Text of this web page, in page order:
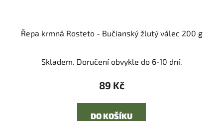
Řepa krmná Rosteto - Bučianský žlutý válec 200 g
Skladem. Doručení obvykle do 6-10 dní.
89 Kč
DO KOŠÍKU